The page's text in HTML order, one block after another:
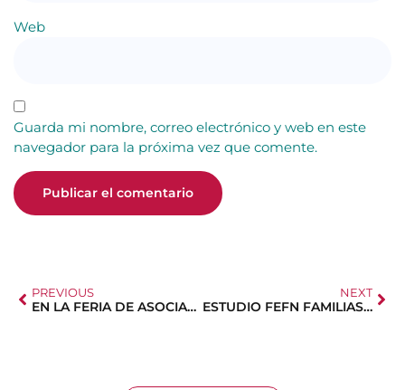
Web
Guarda mi nombre, correo electrónico y web en este
navegador para la próxima vez que comente.
PREVIOUS
EN LA FERIA DE ASOCIACIONES DE SANSE
NEXT
ESTUDIO FEFN FAMILIAS NUMEROSAS